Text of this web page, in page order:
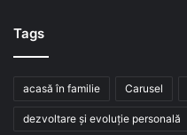
Tags
acasă în familie Carusel
dezvoltare și evoluție personală